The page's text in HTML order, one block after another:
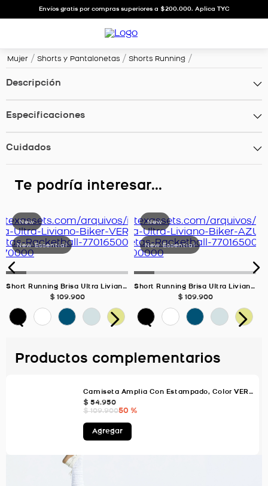
Envíos gratis por compras superiores a $200.000. Aplica TYC
Mujer Shorts y Pantalonetas Shorts Running
Descripción
Especificaciones
Cuidados
Te podría interesar...
Short Running Brisa Ultra Liviano Biker, Color VERDE SALVIA Para Mujer
$ 109.900
Short Running Brisa Ultra Liviano Biker, Color AZUL NIEVE Para Mujer
$ 109.900
Productos complementarios
Camiseta Amplia Con Estampado, Color VERDE AGUA Para Mujer
$ 54.950
$ 109.90050 %
Agregar